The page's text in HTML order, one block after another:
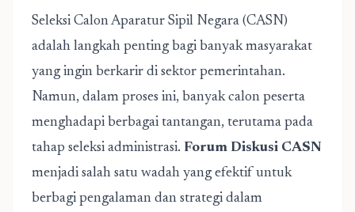
Seleksi Calon Aparatur Sipil Negara (CASN)
adalah langkah penting bagi banyak masyarakat
yang ingin berkarir di sektor pemerintahan.
Namun, dalam proses ini, banyak calon peserta
menghadapi berbagai tantangan, terutama pada
tahap seleksi administrasi. Forum Diskusi CASN
menjadi salah satu wadah yang efektif untuk
berbagi pengalaman dan strategi dalam